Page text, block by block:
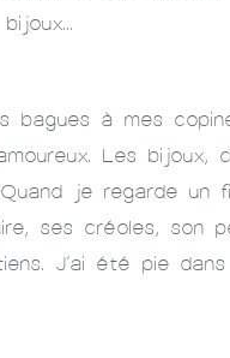
bagues à mes
Les bijoux,
je regarde un
ses créoles, son
J’ai été pie